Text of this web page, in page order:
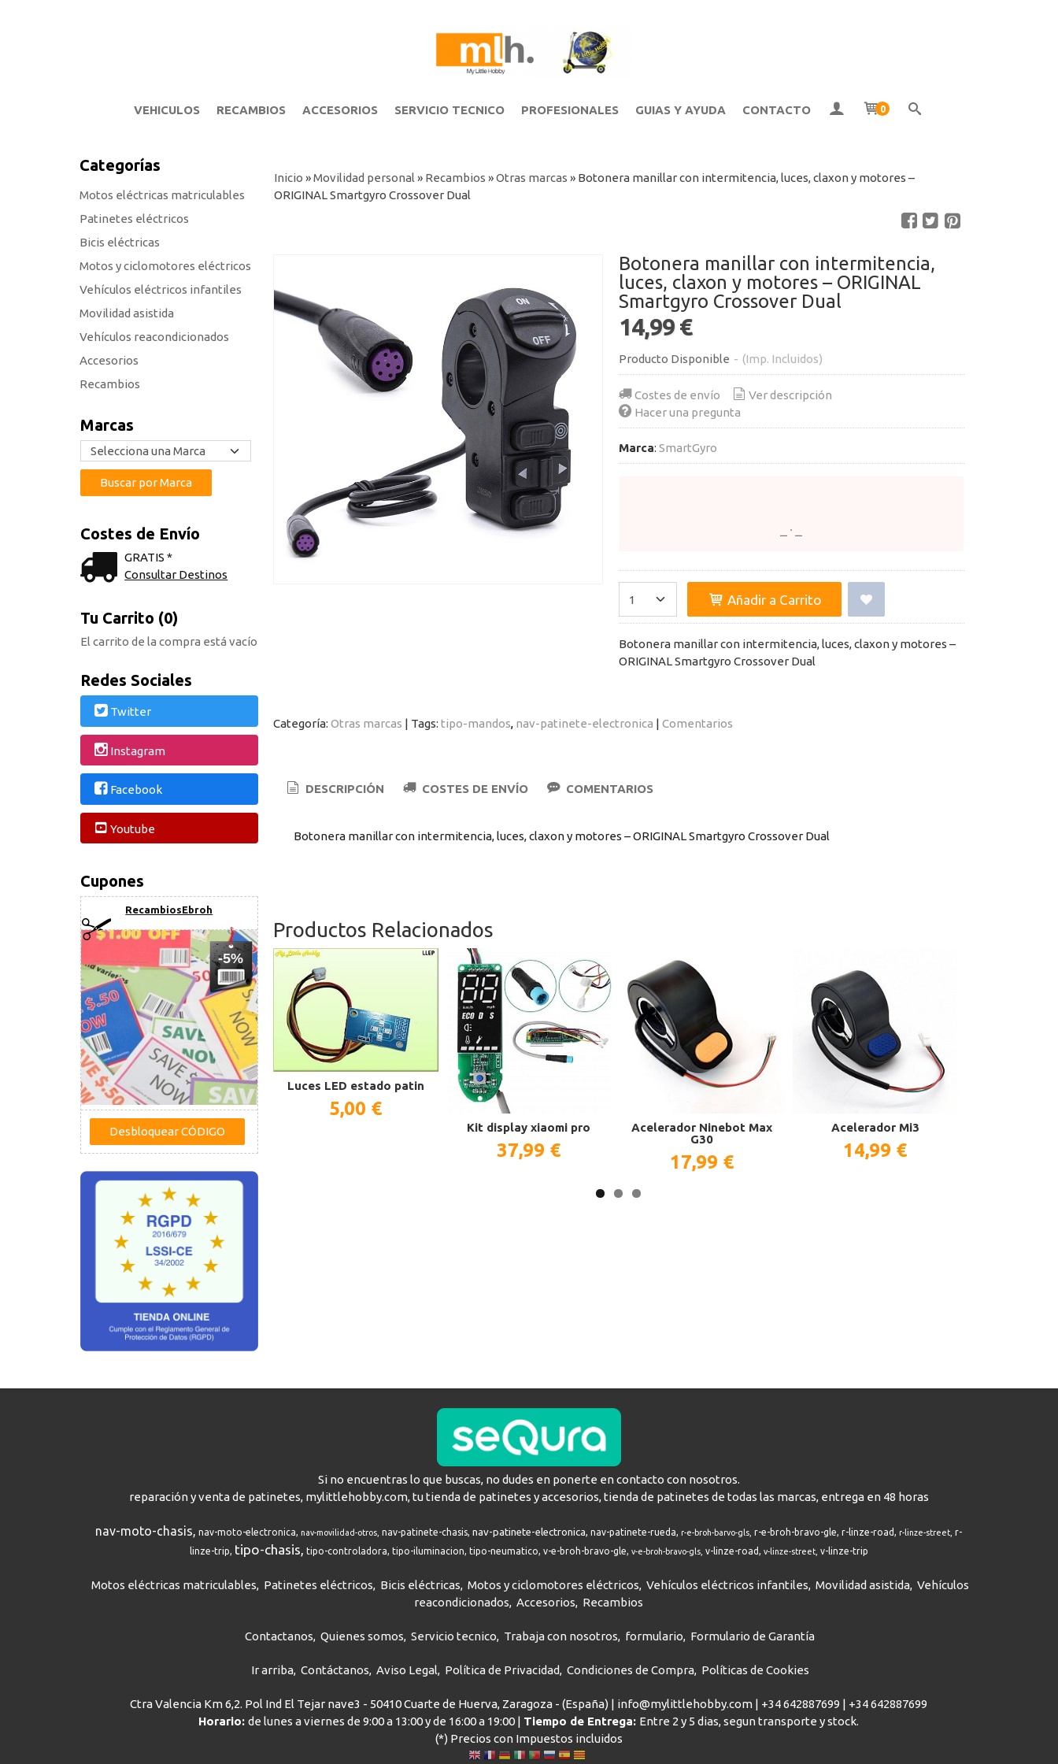
VEHICULOS RECAMBIOS ACCESORIOS SERVICIO TECNICO PROFESIONALES GUIAS Y AYUDA CONTACTO 0
Categorías
Motos eléctricas matriculables
Patinetes eléctricos
Bicis eléctricas
Motos y ciclomotores eléctricos
Vehículos eléctricos infantiles
Movilidad asistida
Vehículos reacondicionados
Accesorios
Recambios
Marcas
Costes de Envío
GRATIS *
Consultar Destinos
Tu Carrito (0)
El carrito de la compra está vacío
Redes Sociales
Twitter
Instagram
Facebook
Youtube
Cupones
RecambiosEbroh
-5%
Inicio »Movilidad personal » Recambios »Otras marcas » Botonera manillar con intermitencia, luces, claxon y motores –
ORIGINAL Smartgyro Crossover Dual
Botonera manillar con intermitencia,
luces, claxon y motores – ORIGINAL
Smartgyro Crossover Dual
14,99 €
Producto Disponible - (Imp. Incluidos)
Costes de envío
Ver descripción
Hacer una pregunta
Marca: SmartGyro
Añadir a Carrito
Botonera manillar con intermitencia, luces, claxon y motores –
ORIGINAL Smartgyro Crossover Dual
Categoría: Otras marcas | Tags: tipo-mandos nav-patinete-electronica | Comentarios
DESCRIPCIÓN COSTES DE ENVÍO COMENTARIOS
Botonera manillar con intermitencia, luces, claxon y motores – ORIGINAL Smartgyro Crossover Dual
Productos Relacionados
Luces LED estado patin
5,00 €
Kit display xiaomi pro
37,99 €
Acelerador Ninebot Max
G30
17,99 €
Acelerador Mi3
14,99 €
Si no encuentras lo que buscas, no dudes en ponerte en contacto con nosotros.
reparación y venta de patinetes, mylittlehobby.com, tu tienda de patinetes y accesorios, tienda de patinetes de todas las marcas, entrega en 48 horas
nav-moto-chasis nav-moto-electronica nav-movilidad-otros nav-patinete-chasis nav-patinete-electronica nav-patinete-rueda r-e-broh-barvo-gls r-e-broh-bravo-gle r-linze-road r-linze-street r-
linze-trip
tipo-chasis tipo-controladora tipo-iluminacion tipo-neumatico v-e-broh-bravo-gle v-e-broh-bravo-gls v-linze-road v-linze-street v-linze-trip
Motos eléctricas matriculables Patinetes eléctricos Bicis eléctricas Motos y ciclomotores eléctricos Vehículos eléctricos infantiles Movilidad asistida Vehículos
reacondicionados Accesorios Recambios
Contactanos Quienes somos Servicio tecnico Trabaja con nosotros formulario Formulario de Garantía
Ir arriba Contáctanos Aviso Legal Política de Privacidad Condiciones de Compra Políticas de Cookies
Ctra Valencia Km 6,2. Pol Ind El Tejar nave3 - 50410 Cuarte de Huerva, Zaragoza - (España) | info@mylittlehobby.com | +34 642887699 | +34 642887699
Horario:de lunes a viernes de 9:00 a 13:00 y de 16:00 a 19:00 | Tiempo de Entrega: Entre 2 y 5 dias, segun transporte y stock.
(*) Precios con Impuestos incluidos